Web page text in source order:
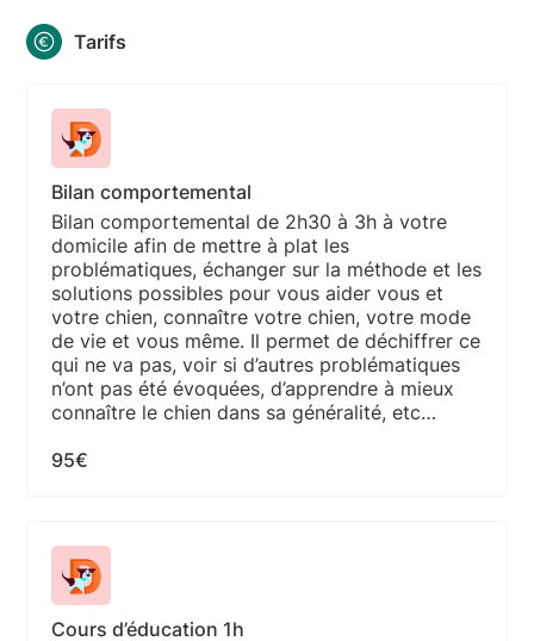
Tarifs
Bilan comportemental
Bilan comportemental de 2h30 à 3h à votre
domicile afin de mettre à plat les
problématiques, échanger sur la méthode et les
solutions possibles pour vous aider vous et
votre chien, connaître votre chien, votre mode
de vie et vous même. Il permet de déchiffrer ce
qui ne va pas, voir si d’autres problématiques
n’ont pas été évoquées, d’apprendre à mieux
connaître le chien dans sa généralité, etc…
95€
Cours d’éducation 1h